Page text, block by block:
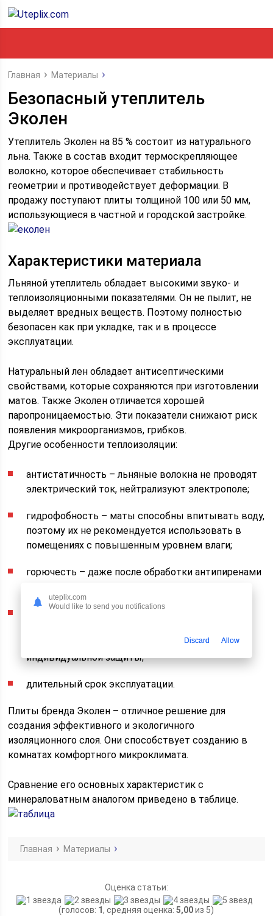
Главная Материалы
Безопасный утеплитель
Эколен
Утеплитель Эколен на 85 % состоит из натурального
льна. Также в состав входит термоскрепляющее
волокно, которое обеспечивает стабильность
геометрии и противодействует деформации. В
продажу поступают плиты толщиной 100 или 50 мм,
использующиеся в частной и городской застройке.
Характеристики материала
Льняной утеплитель обладает высокими звуко- и
теплоизоляционными показателями. Он не пылит, не
выделяет вредных веществ. Поэтому полностью
безопасен как при укладке, так и в процессе
эксплуатации.
Натуральный лен обладает антисептическими
свойствами, которые сохраняются при изготовлении
матов. Также Эколен отличается хорошей
паропроницаемостью. Эти показатели снижают риск
появления микроорганизмов, грибков.
Другие особенности теплоизоляции:
антистатичность – льняные волокна не проводят
электрический ток, нейтрализуют электрополе;
гидрофобность – маты способны впитывать воду,
поэтому их не рекомендуется использовать в
помещениях с повышенным уровнем влаги;
горючесть – даже после обработки антипиренами
простота обработки и укладки – нарезка
процессе работ не требуются меры
индивидуальной защиты;
длительный срок эксплуатации.
Плиты бренда Эколен – отличное решение для
создания эффективного и экологичного
изоляционного слоя. Они способствует созданию в
комнатах комфортного микроклимата.
Сравнение его основных характеристик с
минераловатным аналогом приведено в таблице.
Главная Материалы
Оценка статьи:
(голосов: 1, средняя оценка:5,00из 5)
uteplix.com
Would like to send you notifications
Discard Allow